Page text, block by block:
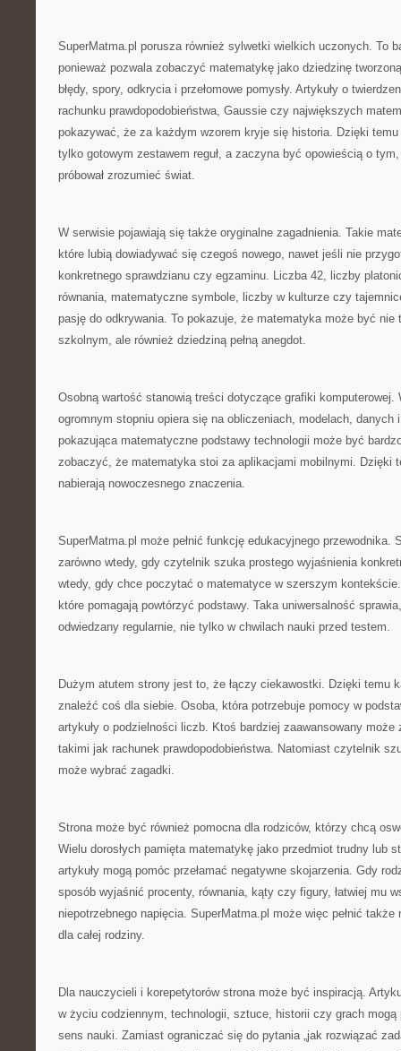
SuperMatma.pl porusza również sylwetki wielkich uczonych. To
ponieważ pozwala zobaczyć matematykę jako dziedzinę
błędy, spory, odkrycia i przełomowe pomysły. Artykuły o
rachunku prawdopodobieństwa, Gaussie czy największych
pokazywać, że za każdym wzorem kryje się historia. Dzięki
tylko gotowym zestawem reguł, a zaczyna być opowieścią o
próbował zrozumieć świat.
W serwisie pojawiają się także oryginalne zagadnienia. Takie
które lubią dowiadywać się czegoś nowego, nawet jeśli nie
konkretnego sprawdzianu czy egzaminu. Liczba 42, liczby
równania, matematyczne symbole, liczby w kulturze czy
pasję do odkrywania. To pokazuje, że matematyka może być nie
szkolnym, ale również dziedziną pełną anegdot.
Osobną wartość stanowią treści dotyczące grafiki komputerowej.
ogromnym stopniu opiera się na obliczeniach, modelach, danych
pokazująca matematyczne podstawy technologii może być
zobaczyć, że matematyka stoi za aplikacjami mobilnymi. Dzięki
nabierają nowoczesnego znaczenia.
SuperMatma.pl może pełnić funkcję edukacyjnego przewodnika.
zarówno wtedy, gdy czytelnik szuka prostego wyjaśnienia
wtedy, gdy chce poczytać o matematyce w szerszym
które pomagają powtórzyć podstawy. Taka uniwersalność
odwiedzany regularnie, nie tylko w chwilach nauki przed testem.
Dużym atutem strony jest to, że łączy ciekawostki. Dzięki temu
znaleźć coś dla siebie. Osoba, która potrzebuje pomocy w
artykuły o podzielności liczb. Ktoś bardziej zaawansowany
takimi jak rachunek prawdopodobieństwa. Natomiast czytelnik
może wybrać zagadki.
Strona może być również pomocna dla rodziców, którzy chcą
Wielu dorosłych pamięta matematykę jako przedmiot trudny lub
artykuły mogą pomóc przełamać negatywne skojarzenia. Gdy
sposób wyjaśnić procenty, równania, kąty czy figury, łatwiej mu
niepotrzebnego napięcia. SuperMatma.pl może więc pełnić także
dla całej rodziny.
Dla nauczycieli i korepetytorów strona może być inspiracją.
w życiu codziennym, technologii, sztuce, historii czy grach
sens nauki. Zamiast ograniczać się do pytania „jak rozwiązać